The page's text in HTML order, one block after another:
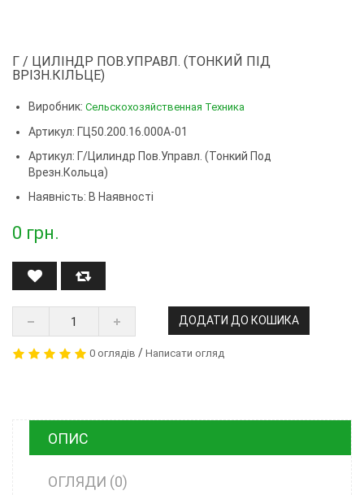
Г / ЦИЛІНДР ПОВ.УПРАВЛ. (ТОНКИЙ ПІД
ВРІЗН.КІЛЬЦЕ)
Виробник: Сельскохозяйственная Техника
Артикул: ГЦ50.200.16.000А-01
Артикул: Г/цилиндр Пов.управл. (тонкий Под
Врезн.кольца)
Наявність: В Наявності
0 грн.
ДОДАТИ ДО КОШИКА
0 оглядів / Написати огляд
ОПИС
ОГЛЯДИ (0)